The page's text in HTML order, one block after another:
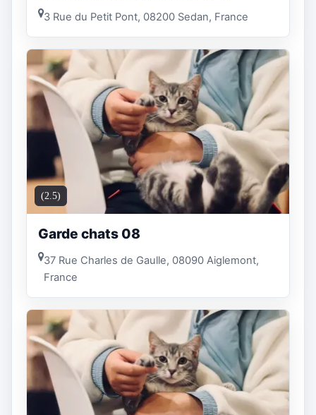
3 Rue du Petit Pont, 08200 Sedan, France
(2.5)
Garde chats 08
37 Rue Charles de Gaulle, 08090 Aiglemont,
France